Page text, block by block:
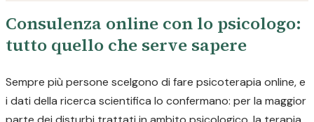
Consulenza online con lo psicologo:
tutto quello che serve sapere
Sempre più persone scelgono di fare psicoterapia online, e
i dati della ricerca scientifica lo confermano: per la maggior